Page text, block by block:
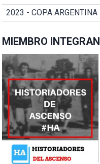
2023 - COPA ARGENTINA
MIEMBRO